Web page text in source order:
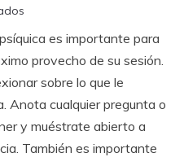
es importante para
provecho de su sesión.
sobre lo que le
Anota cualquier pregunta o
y muéstrate abierto a
También es importante